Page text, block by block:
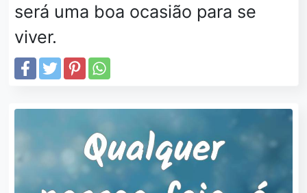
será uma boa ocasião para se
viver.